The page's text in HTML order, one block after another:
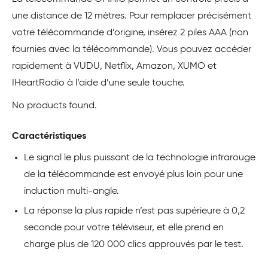
une distance de 12 mètres. Pour remplacer précisément
votre télécommande d’origine, insérez 2 piles AAA (non
fournies avec la télécommande). Vous pouvez accéder
rapidement à VUDU, Netflix, Amazon, XUMO et
IHeartRadio à l’aide d’une seule touche.
No products found.
Caractéristiques
Le signal le plus puissant de la technologie infrarouge
de la télécommande est envoyé plus loin pour une
induction multi-angle.
La réponse la plus rapide n’est pas supérieure à 0,2
seconde pour votre téléviseur, et elle prend en
charge plus de 120 000 clics approuvés par le test.